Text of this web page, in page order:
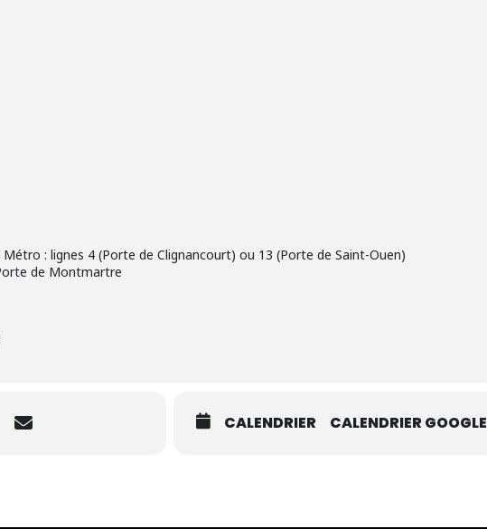
: lignes 4 (Porte de Clignancourt) ou 13 (Porte de Saint-Ouen)
de Montmartre
CALENDRIER CALENDRIER GOOGLE